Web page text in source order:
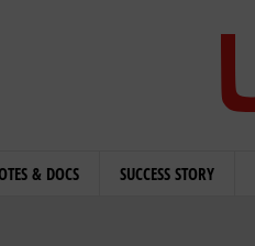
& DOCS SUCCESS STORY